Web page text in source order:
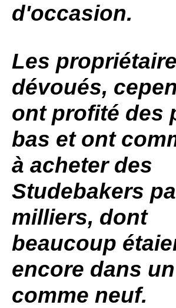
d'occasion.
Les
dévoués,
ont profité des
bas et ont
à acheter des
Studebakers
milliers, dont
beaucoup
encore dans
comme neuf.